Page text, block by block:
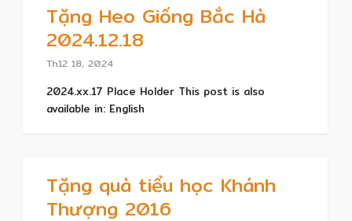
Tặng Heo Giống Bắc Hà
2024.12.18
Th12 18, 2024
2024.xx.17 Place Holder This post is also
available in: English
Tặng quà tiểu học Khánh
Thượng 2016